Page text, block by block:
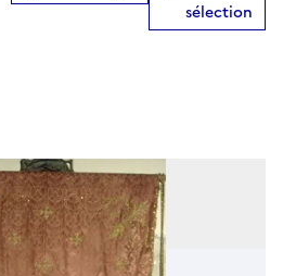
sélection